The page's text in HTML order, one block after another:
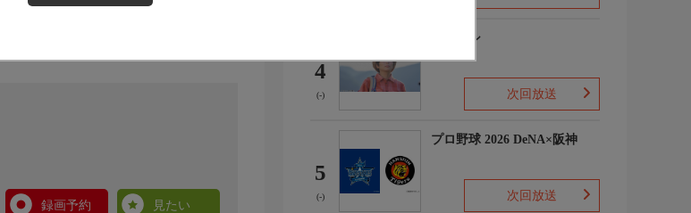
録画予約
見たい
4
(-)
下山メシ
次回放送
5
(-)
プロ野球 2026 DeNA×阪神
次回放送